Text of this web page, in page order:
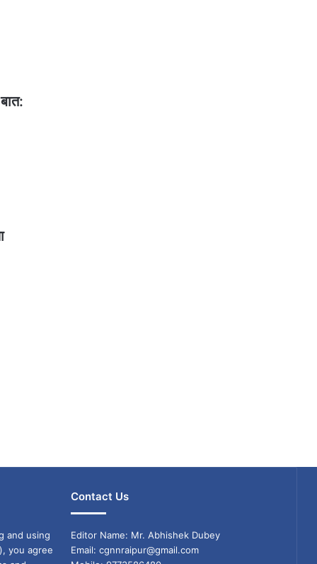
and using
you agree
Contact Us
Editor Name: Mr. Abhishek Dubey
Email: cgnnraipur@gmail.com